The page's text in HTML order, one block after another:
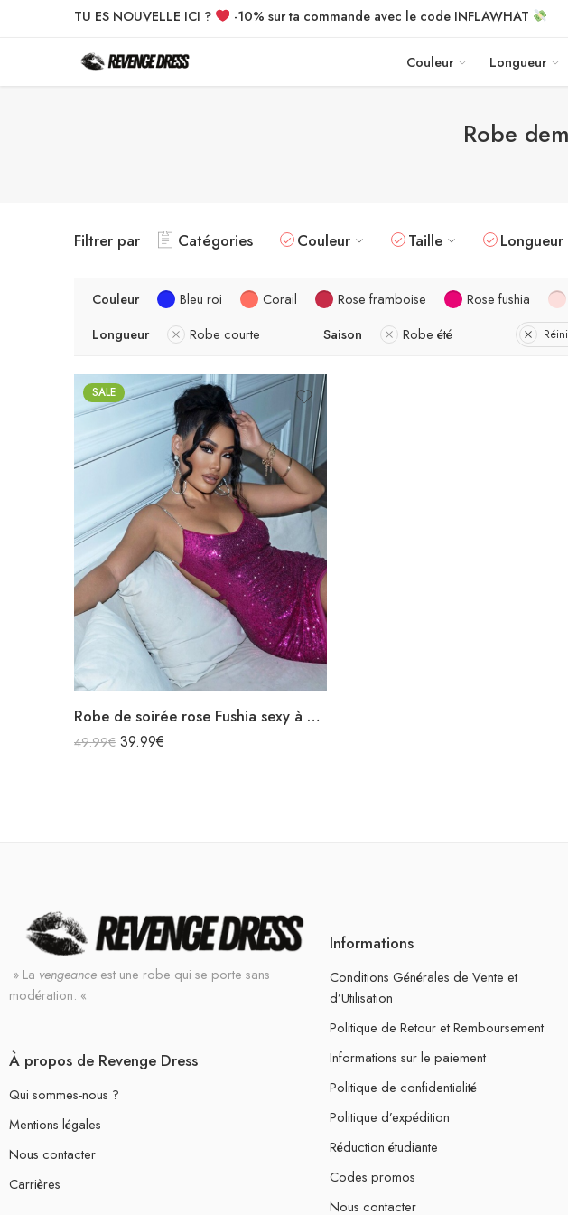
TU ES NOUVELLE ICI ? -10% sur ta commande avec le code INFLAWHAT
Couleur Longueur
Robe
Filtrer par Catégories Couleur Taille Longueur
Couleur Bleu roi Corail Rose framboise Rose fushia
Longueur
Robe courte Saison Robe été
SALE
Robe de soirée rose Fushia sexy à paillettes bretelles spaghettis argentée dos nu avec découpe
49.99€ 39.99€
» La vengeance est une robe qui se porte sans
modération. «
À propos de Revenge Dress
Qui sommes-nous ?
Mentions légales
Nous contacter
Carrières
Informations
Conditions Générales de Vente et
d’Utilisation
Politique de Retour et Remboursement
Informations sur le paiement
Politique de confidentialité
Politique d’expédition
Réduction étudiante
Codes promos
Nous contacter